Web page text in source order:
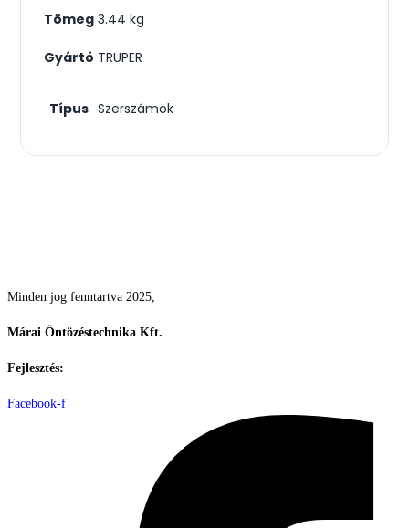
Tömeg 3.44 kg
Gyártó TRUPER
Típus Szerszámok
Minden jog fenntartva 2025,
Márai Öntözéstechnika Kft.
Fejlesztés:
Facebook-f